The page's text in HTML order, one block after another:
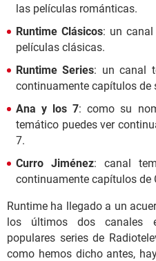
las películas románticas.
Runtime Clásicos: un canal
películas clásicas.
Runtime Series: un canal
continuamente capítulos de
Ana y los 7: como su
temático puedes ver
7.
Curro Jiménez: canal
continuamente capítulos de
Runtime ha llegado a un
los últimos dos canales
populares series de
como hemos dicho antes,